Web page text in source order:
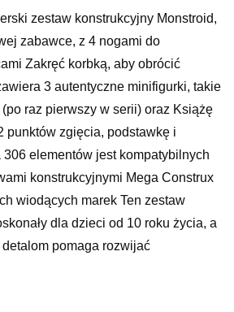
zestaw konstrukcyjny Monstroid,
zabawce, z 4 nogami do
Zakręć korbką, aby obrócić
3 autentyczne minifigurki, takie
raz pierwszy w serii) oraz Książę
punktów zgięcia, podstawkę i
elementów jest kompatybilnych
konstrukcyjnymi Mega Construx
wiodących marek Ten zestaw
dla dzieci od 10 roku życia, a
pomaga rozwijać